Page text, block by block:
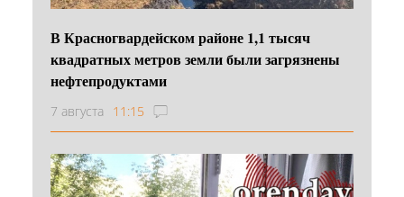
В Красногвардейском районе 1,1 тысяч
квадратных метров земли были загрязнены
нефтепродуктами
7 августа 11:15